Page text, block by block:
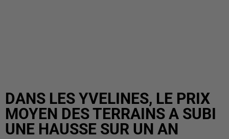
DANS LES YVELINES, LE PRIX
MOYEN DES TERRAINS A SUBI
UNE HAUSSE SUR UN AN